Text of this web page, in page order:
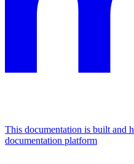
This documentation is built and
documentation platform